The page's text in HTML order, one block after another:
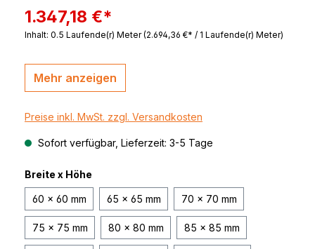
1.347,18 €*
Inhalt: 0.5 Laufende(r) Meter(2.694,36 €* / 1 Laufende(r) Meter)
Mehr anzeigen
Preise inkl. MwSt. zzgl. Versandkosten
Sofort verfügbar, Lieferzeit: 3-5 Tage
Breite x Höhe
60 x 60 mm 65 x 65 mm 70 x 70 mm
75 x 75 mm 80 x 80 mm 85 x 85 mm